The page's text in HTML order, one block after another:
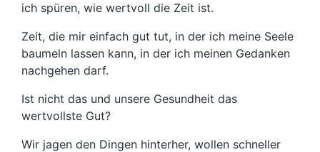
ich spüren, wie wertvoll die Zeit ist.
Zeit, die mir einfach gut tut, in der ich meine Seele
baumeln lassen kann, in der ich meinen Gedanken
nachgehen darf.
Ist nicht das und unsere Gesundheit das
wertvollste Gut?
Wir jagen den Dingen hinterher, wollen schneller